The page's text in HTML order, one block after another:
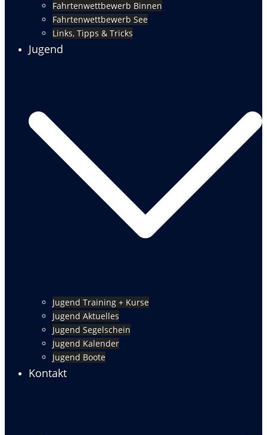
Fahrtenwettbewerb Binnen
Fahrtenwettbewerb See
Links, Tipps & Tricks
Jugend
Jugend Training + Kurse
Jugend Aktuelles
Jugend Segelschein
Jugend Kalender
Jugend Boote
Kontakt